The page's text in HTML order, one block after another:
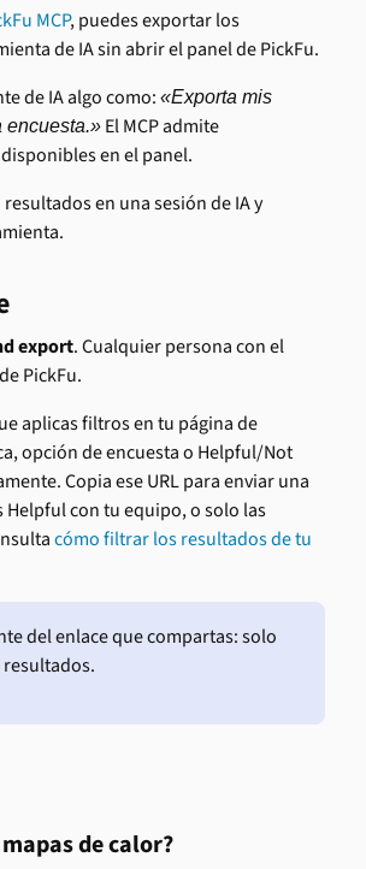
MCP, puedes exportar los
de IA sin abrir el panel de PickFu.
de IA algo como: «Exporta mis
encuesta.» El MCP admite
en el panel.
en una sesión de IA y
export. Cualquier persona con el
PickFu.
aplicas filtros en tu página de
opción de encuesta o Helpful/Not
Copia ese URL para enviar una
con tu equipo, o solo las
cómo filtrar los resultados de tu
del enlace que compartas: solo
resultados.
de calor?